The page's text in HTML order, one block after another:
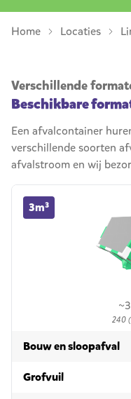
Home Locaties
Verschillende
Beschikbare
Een afvalcontainer
verschillende soorten
afvalstroom en wij
240
3m³
3m³ container huren
Bouw en sloopafvalin
Grofvuilin 3m³